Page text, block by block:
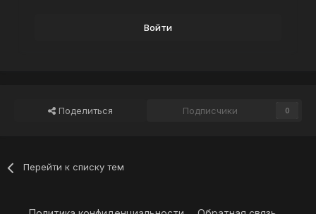
Войти
Поделиться Подписчики 0
Перейти к списку тем